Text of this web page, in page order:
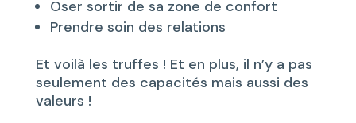
Oser sortir de sa zone de confort
Prendre soin des relations
Et voilà les truffes ! Et en plus, il n’y a pas
seulement des capacités mais aussi des
valeurs !